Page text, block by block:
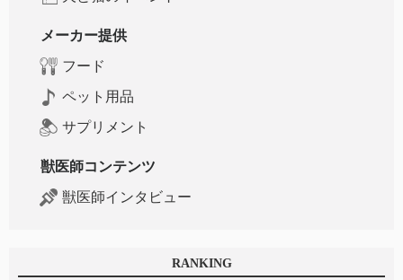
メーカー提供
フード
ペット用品
サプリメント
獣医師コンテンツ
獣医師インタビュー
RANKING